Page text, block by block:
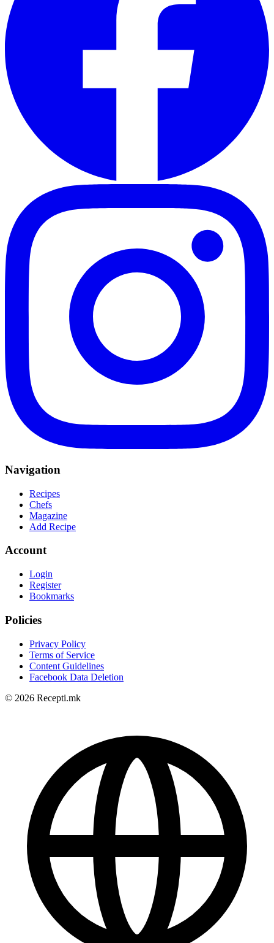
Navigation
Recipes
Chefs
Magazine
Add Recipe
Account
Login
Register
Bookmarks
Policies
Privacy Policy
Terms of Service
Content Guidelines
Facebook Data Deletion
© 2026 Recepti.mk